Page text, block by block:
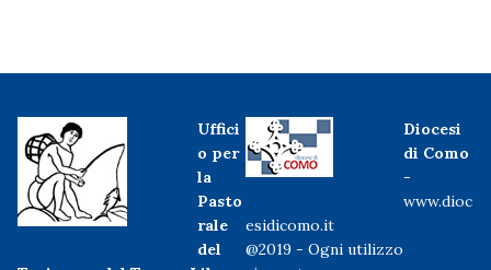
Uffici
o per
la
Pasto
rale
del
Diocesi
di Como
-
www.dioc
esidicomo.it
@2019 - Ogni utilizzo